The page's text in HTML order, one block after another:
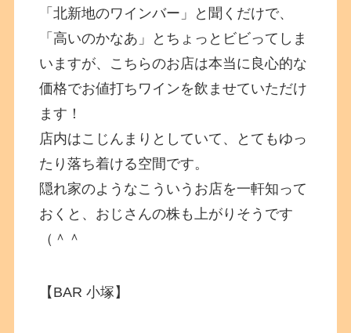
「北新地のワインバー」と聞くだけで、
「高いのかなあ」とちょっとビビってしま
いますが、こちらのお店は本当に良心的な
価格でお値打ちワインを飲ませていただけ
ます！
店内はこじんまりとしていて、とてもゆっ
たり落ち着ける空間です。
隠れ家のようなこういうお店を一軒知って
おくと、おじさんの株も上がりそうです
（＾＾
【BAR 小塚】